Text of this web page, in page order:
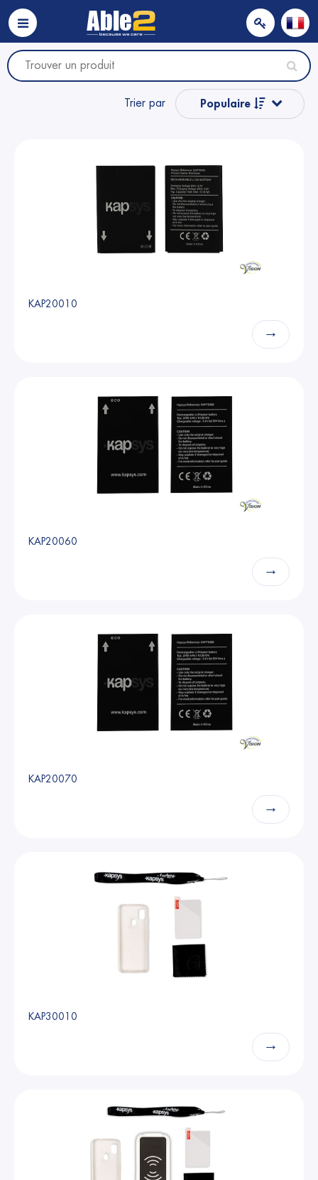
Trier par Populaire
Nom
Prix
Prix
KAP20010
→
KAP20060
→
KAP20070
→
KAP30010
→